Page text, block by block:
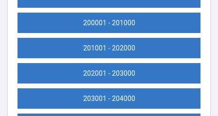
200001 - 201000
201001 - 202000
202001 - 203000
203001 - 204000